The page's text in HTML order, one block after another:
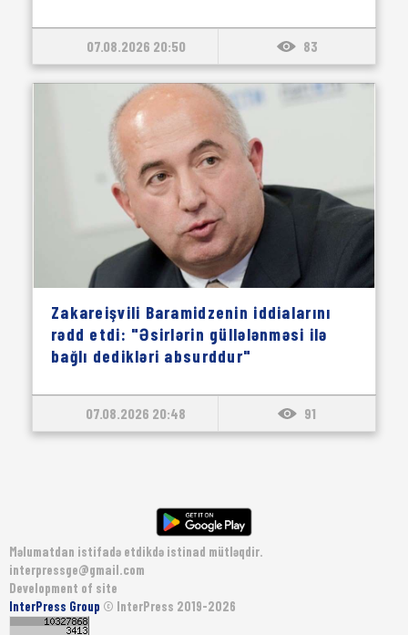
07.08.2026 20:50 83
Zakareişvili Baramidzenin iddialarını
rədd etdi: "Əsirlərin güllələnməsi ilə
bağlı dedikləri absurddur"
07.08.2026 20:48 91
Məlumatdan istifadə etdikdə istinad mütləqdir.
interpressge@gmail.com
Development of site
InterPress Group © InterPress 2019-2026